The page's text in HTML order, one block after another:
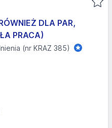
DLA PAR,
PRACA)
(nr KRAZ 385)